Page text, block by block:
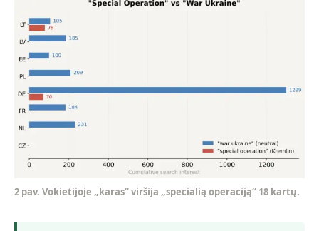
2 pav. Vokietijoje „karas“ viršija „specialią operaciją“ 18 kartų.